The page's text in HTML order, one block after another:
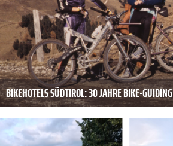
BIKEHOTELS SÜDTIROL: 30 JAHRE BIKE-GUIDING